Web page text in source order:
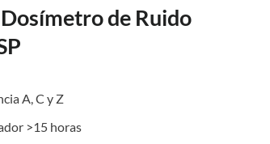
de Ruido
A, C y Z
>15 horas